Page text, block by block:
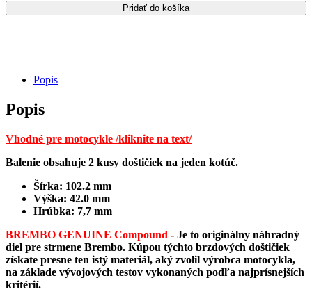
Pridať do košíka
Popis
Popis
Vhodné pre motocykle /kliknite na text/
Balenie obsahuje 2 kusy doštičiek na jeden kotúč.
Šírka: 102.2 mm
Výška: 42.0 mm
Hrúbka: 7,7 mm
BREMBO GENUINE Compound - Je to originálny náhradný
diel pre strmene Brembo. Kúpou týchto brzdových doštičiek
získate presne ten istý materiál, aký zvolil výrobca motocykla,
na základe vývojových testov vykonaných podľa najprísnejších
kritérií.